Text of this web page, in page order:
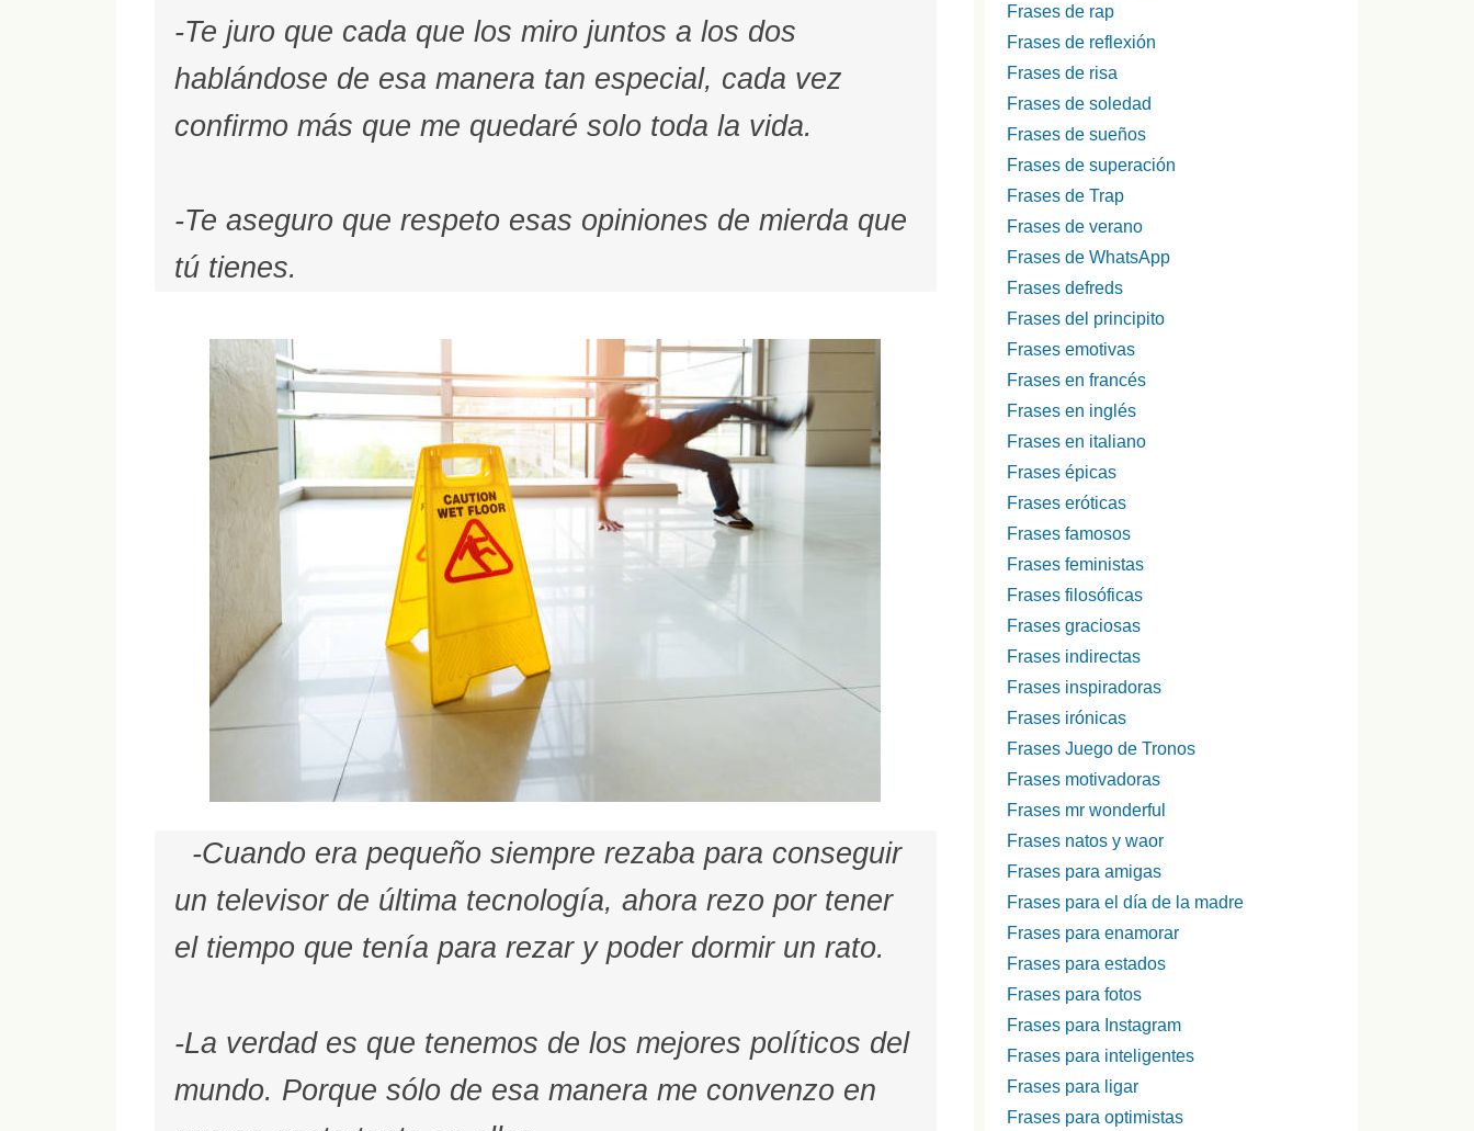
-Te juro que cada que los miro juntos a los dos
hablándose de esa manera tan especial, cada vez
confirmo más que me quedaré solo toda la vida.
-Te aseguro que respeto esas opiniones de mierda que
tú tienes.
-Cuando era pequeño siempre rezaba para conseguir
un televisor de última tecnología, ahora rezo por tener
el tiempo que tenía para rezar y poder dormir un rato.
-La verdad es que tenemos de los mejores políticos del
mundo. Porque sólo de esa manera me convenzo en
Frases de rap
Frases de reflexión
Frases de risa
Frases de soledad
Frases de sueños
Frases de superación
Frases de Trap
Frases de verano
Frases de WhatsApp
Frases defreds
Frases del principito
Frases emotivas
Frases en francés
Frases en inglés
Frases en italiano
Frases épicas
Frases eróticas
Frases famosos
Frases feministas
Frases filosóficas
Frases graciosas
Frases indirectas
Frases inspiradoras
Frases irónicas
Frases Juego de Tronos
Frases motivadoras
Frases mr wonderful
Frases natos y waor
Frases para amigas
Frases para el día de la madre
Frases para enamorar
Frases para estados
Frases para fotos
Frases para Instagram
Frases para inteligentes
Frases para ligar
Frases para optimistas